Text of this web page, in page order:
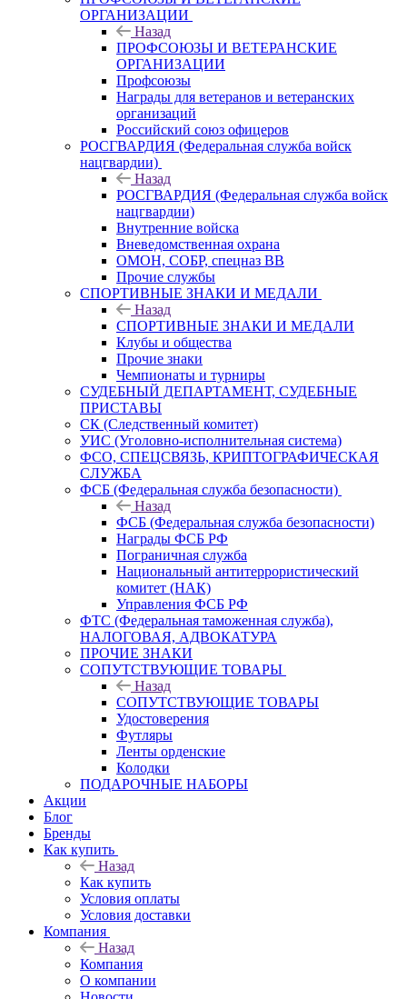
ОРГАНИЗАЦИИ
Назад
ПРОФСОЮЗЫ И ВЕТЕРАНСКИЕ
ОРГАНИЗАЦИИ
Профсоюзы
Награды для ветеранов и ветеранских
организаций
Российский союз офицеров
РОСГВАРДИЯ (Федеральная служба войск
нацгвардии)
Назад
РОСГВАРДИЯ (Федеральная служба войск
нацгвардии)
Внутренние войска
Вневедомственная охрана
ОМОН, СОБР, спецназ ВВ
Прочие службы
СПОРТИВНЫЕ ЗНАКИ И МЕДАЛИ
Назад
СПОРТИВНЫЕ ЗНАКИ И МЕДАЛИ
Клубы и общества
Прочие знаки
Чемпионаты и турниры
СУДЕБНЫЙ ДЕПАРТАМЕНТ, СУДЕБНЫЕ
ПРИСТАВЫ
СК (Следственный комитет)
УИС (Уголовно-исполнительная система)
ФСО, СПЕЦСВЯЗЬ, КРИПТОГРАФИЧЕСКАЯ
СЛУЖБА
ФСБ (Федеральная служба безопасности)
Назад
ФСБ (Федеральная служба безопасности)
Награды ФСБ РФ
Пограничная служба
Национальный антитеррористический
комитет (НАК)
Управления ФСБ РФ
ФТС (Федеральная таможенная служба),
НАЛОГОВАЯ, АДВОКАТУРА
ПРОЧИЕ ЗНАКИ
СОПУТСТВУЮЩИЕ ТОВАРЫ
Назад
СОПУТСТВУЮЩИЕ ТОВАРЫ
Удостоверения
Футляры
Ленты орденские
Колодки
ПОДАРОЧНЫЕ НАБОРЫ
Акции
Блог
Бренды
Как купить
Назад
Как купить
Условия оплаты
Условия доставки
Компания
Назад
Компания
О компании